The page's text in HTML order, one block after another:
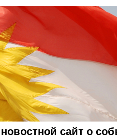
новостной сайт о